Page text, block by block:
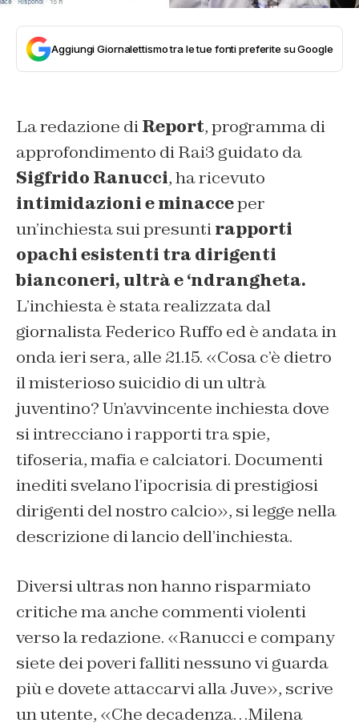
Aggiungi Giornalettismo tra le tue fonti preferite su Google
La redazione diReport, programma di
approfondimento di Rai3 guidato da
Sigfrido Ranucci, ha ricevuto
intimidazioni e minacceper
un’inchiesta sui presuntirapporti
opachi esistenti tra dirigenti
bianconeri, ultrà e ‘ndrangheta.
L’inchiesta è stata realizzata dal
giornalista Federico Ruffo ed è andata in
onda ieri sera, alle 21.15. «Cosa c’è dietro
il misterioso suicidio di un ultrà
juventino? Un’avvincente inchiesta dove
si intrecciano i rapporti tra spie,
tifoseria, mafia e calciatori. Documenti
inediti svelano l’ipocrisia di prestigiosi
dirigenti del nostro calcio», si legge nella
descrizione di lancio dell’inchiesta.
Diversi ultras non hanno risparmiato
critiche ma anche commenti violenti
verso la redazione. «Ranucci e company
siete dei poveri falliti nessuno vi guarda
più e dovete attaccarvi alla Juve», scrive
un utente, «Che decadenza…Milena